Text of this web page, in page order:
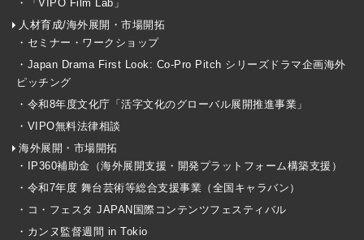
・「VIPO Film Lab」
人材育成/海外展開・市場開拓
・セミナー・ワークショップ
・Japan Drama First Look: Co-Pro Pitch シリーズドラマ企画海外
ピッチング
・令和8年度文化庁「活字文化のグローバル展開推進事業」
・VIPO無料法律相談
海外展開・市場開拓
・IP360補助金（海外展開支援・開発プラットフォーム構築支援）
・令和7年度 舞台芸術等総合支援事業（全国キャラバン）
・コ・フェスタ JAPAN国際コンテンツフェスティバル
・カンヌ監督週間 in Tokio